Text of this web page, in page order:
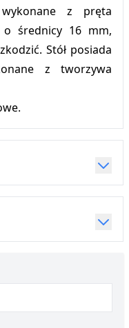
wykonane z pręta
o średnicy 16 mm,
Stół posiada
z tworzywa